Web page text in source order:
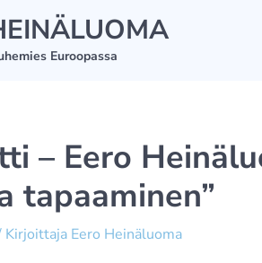
Euroopassa
– Eero
tapaaminen”
Kirjoittaja Eero Heinäluoma